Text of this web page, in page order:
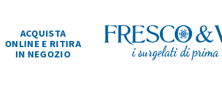
ACQUISTA
ONLINE E RITIRA
IN NEGOZIO